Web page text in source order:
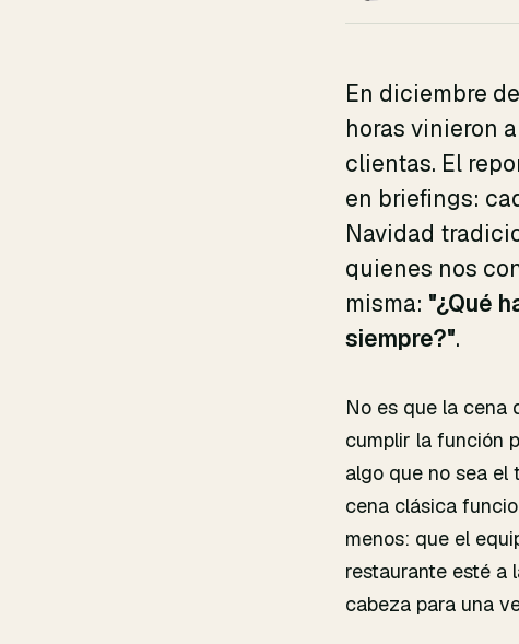
En diciembre
horas vinieron
clientas. El
en briefings:
Navidad
quienes nos
misma: "¿Qué
siempre?".
No es que la cena
cumplir la función
algo que no sea el
cena clásica
menos: que el
restaurante esté a
cabeza para una